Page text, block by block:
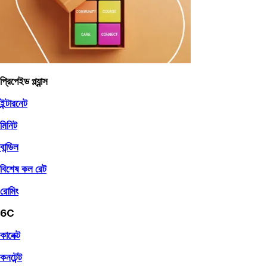
প্রিপেইড প্ল্যান্স
ইন্টারনেট
মিনিট
বান্ডিল
বিশেষ কল রেট
রোমিং
6C
কানেক্ট
কনটেন্ট